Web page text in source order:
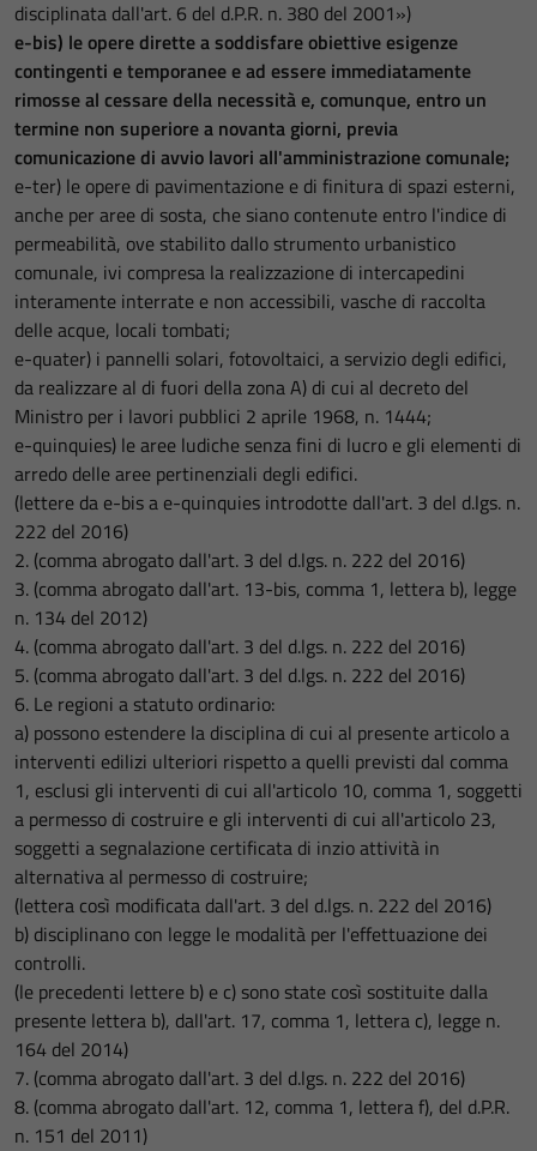
disciplinata dall'art. 6 del d.P.R. n. 380 del 2001»)
e-bis) le opere dirette a soddisfare obiettive esigenze
contingenti e temporanee e ad essere immediatamente
rimosse al cessare della necessità e, comunque, entro un
termine non superiore a novanta giorni, previa
comunicazione di avvio lavori all'amministrazione comunale;
e-ter) le opere di pavimentazione e di finitura di spazi esterni,
anche per aree di sosta, che siano contenute entro l'indice di
permeabilità, ove stabilito dallo strumento urbanistico
comunale, ivi compresa la realizzazione di intercapedini
interamente interrate e non accessibili, vasche di raccolta
delle acque, locali tombati;
e-quater) i pannelli solari, fotovoltaici, a servizio degli edifici,
da realizzare al di fuori della zona A) di cui al decreto del
Ministro per i lavori pubblici 2 aprile 1968, n. 1444;
e-quinquies) le aree ludiche senza fini di lucro e gli elementi di
arredo delle aree pertinenziali degli edifici.
(lettere da e-bis a e-quinquies introdotte dall'art. 3 del d.lgs. n.
222 del 2016)
2. (comma abrogato dall'art. 3 del d.lgs. n. 222 del 2016)
3. (comma abrogato dall'art. 13-bis, comma 1, lettera b), legge
n. 134 del 2012)
4. (comma abrogato dall'art. 3 del d.lgs. n. 222 del 2016)
5. (comma abrogato dall'art. 3 del d.lgs. n. 222 del 2016)
6. Le regioni a statuto ordinario:
a) possono estendere la disciplina di cui al presente articolo a
interventi edilizi ulteriori rispetto a quelli previsti dal comma
1, esclusi gli interventi di cui all'articolo 10, comma 1, soggetti
a permesso di costruire e gli interventi di cui all'articolo 23,
soggetti a segnalazione certificata di inzio attività in
alternativa al permesso di costruire;
(lettera così modificata dall'art. 3 del d.lgs. n. 222 del 2016)
b) disciplinano con legge le modalità per l'effettuazione dei
controlli.
(le precedenti lettere b) e c) sono state così sostituite dalla
presente lettera b), dall'art. 17, comma 1, lettera c), legge n.
164 del 2014)
7. (comma abrogato dall'art. 3 del d.lgs. n. 222 del 2016)
8. (comma abrogato dall'art. 12, comma 1, lettera f), del d.P.R.
n. 151 del 2011)